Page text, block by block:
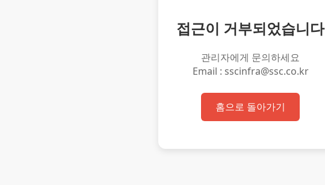
접근이 거부되었습니다
관리자에게 문의하세요
Email : sscinfra@ssc.co.kr
홈으로 돌아가기